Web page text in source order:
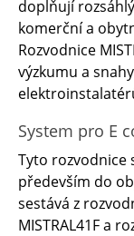
doplňují
komerční a
Rozvodnice
výzkumu a
System pro E
Tyto rozvodnice
především do
sestává z
MISTRAL41F a